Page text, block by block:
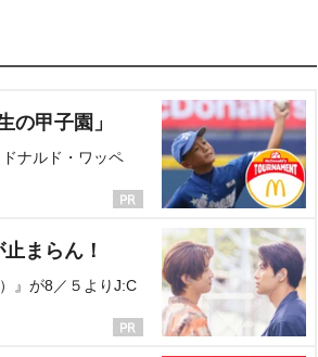
の甲子園」
ナルド・ワッペ
まらん！
』が8／５よりJ:C